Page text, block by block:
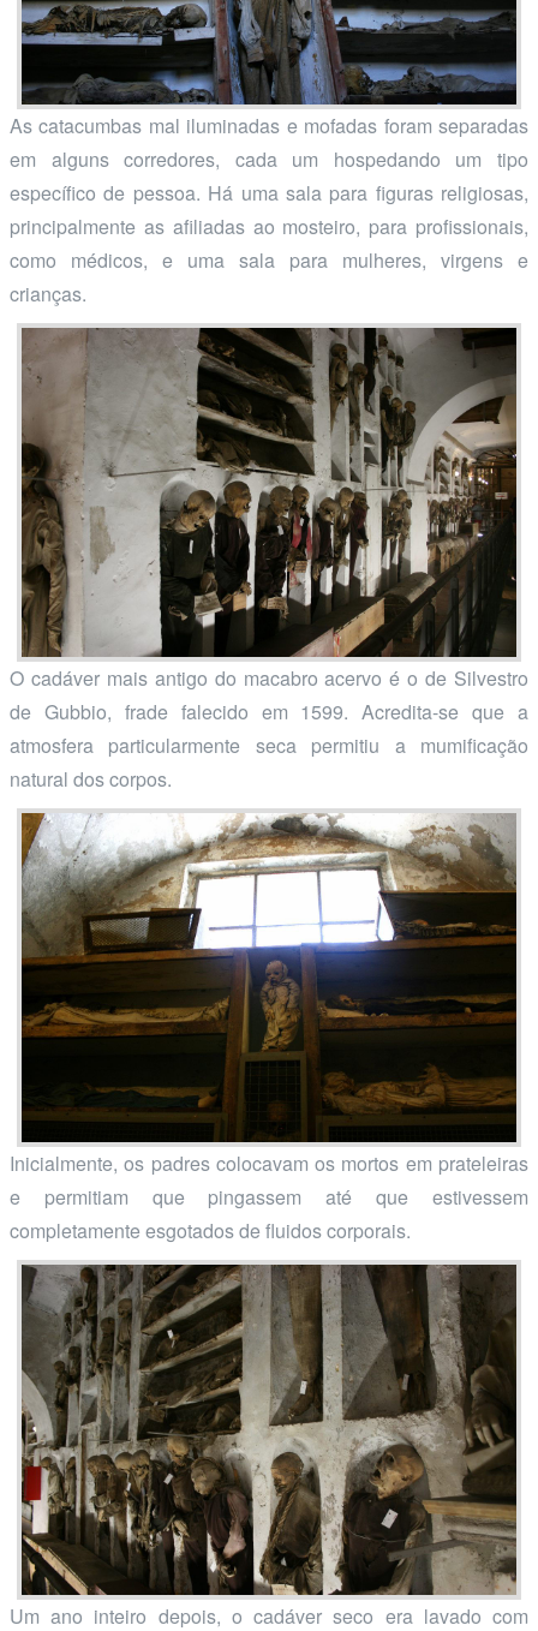
As catacumbas mal iluminadas e mofadas foram separadas
em alguns corredores, cada um hospedando um tipo
específico de pessoa. Há uma sala para figuras religiosas,
principalmente as afiliadas ao mosteiro, para profissionais,
como médicos, e uma sala para mulheres, virgens e
crianças.
O cadáver mais antigo do macabro acervo é o de Silvestro
de Gubbio, frade falecido em 1599. Acredita-se que a
atmosfera particularmente seca permitiu a mumificação
natural dos corpos.
Inicialmente, os padres colocavam os mortos em prateleiras
e permitiam que pingassem até que estivessem
completamente esgotados de fluidos corporais.
Um ano inteiro depois, o cadáver seco era lavado com